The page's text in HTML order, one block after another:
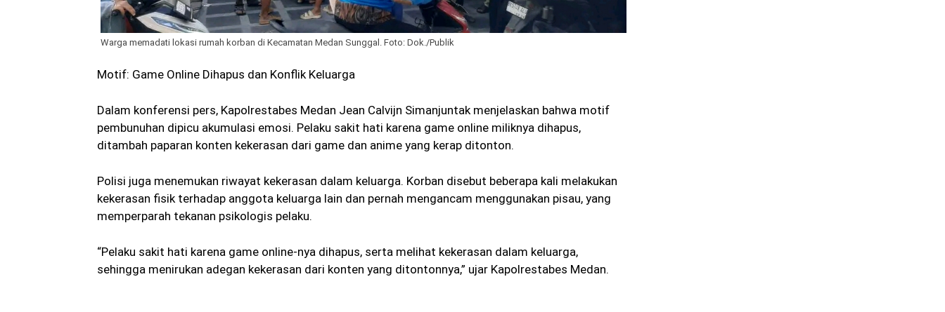
Warga memadati lokasi rumah korban di Kecamatan Medan Sunggal. Foto: Dok./Publik
Motif: Game Online Dihapus dan Konflik Keluarga
Dalam konferensi pers, Kapolrestabes Medan Jean Calvijn Simanjuntak menjelaskan bahwa motif
pembunuhan dipicu akumulasi emosi. Pelaku sakit hati karena game online miliknya dihapus,
ditambah paparan konten kekerasan dari game dan anime yang kerap ditonton.
Polisi juga menemukan riwayat kekerasan dalam keluarga. Korban disebut beberapa kali melakukan
kekerasan fisik terhadap anggota keluarga lain dan pernah mengancam menggunakan pisau, yang
memperparah tekanan psikologis pelaku.
“Pelaku sakit hati karena game online-nya dihapus, serta melihat kekerasan dalam keluarga,
sehingga menirukan adegan kekerasan dari konten yang ditontonnya,” ujar Kapolrestabes Medan.